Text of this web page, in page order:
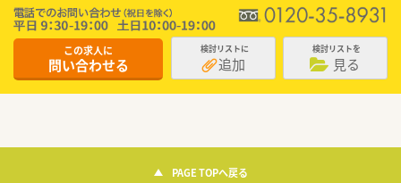
この求人に
問い合わせる
検討リストに
追加
検討リストを
見る
PAGE TOPへ戻る